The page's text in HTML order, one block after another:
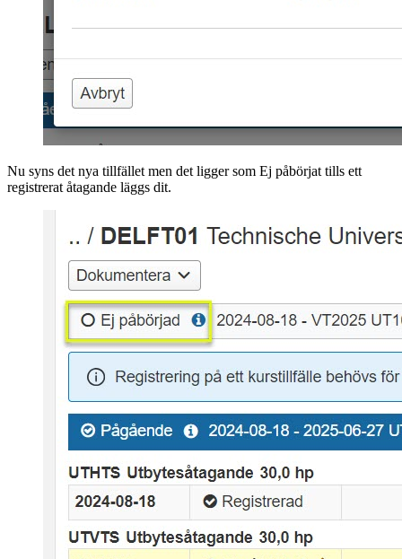
Nu syns det nya tillfället men det ligger som Ej påbörjat tills ett
registrerat åtagande läggs dit.